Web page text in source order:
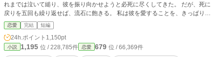
れまでは泣いて縋り、彼を振り向かせようと必死に尽くしてきた。 だが、死に
戻りを五回も繰り返せば、流石に飽きる。 私は彼を愛することを、きっぱりと
辞めた。
恋愛 完結 短編
24h.ポイント 1,150pt
小説 1,195 位 / 228,785件 恋愛 679 位 / 66,369件